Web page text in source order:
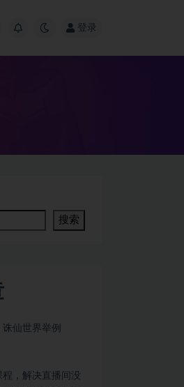
登录
搜索
仙世界举例
，解决直播间没